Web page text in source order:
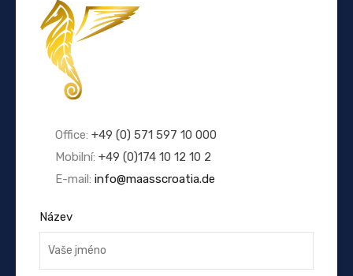
Office: +49 (0) 571 597 10 000
Mobilní: +49 (0)174 10 12 10 2
E-mail: info@maasscroatia.de
Název